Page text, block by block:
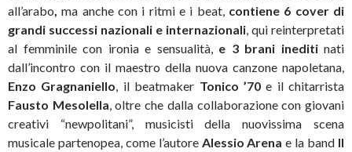
all’arabo ,ma anche con i ritmi e i beat, contiene 6 cover di
grandi successi nazionali e internazionali , qui reinterpretati
al femminile con ironia e sensualità, e 3 brani inediti nati
dall’incontro con il maestro della nuova canzone napoletana,
Enzo Gragnaniello , il beatmaker Tonico ’70e il chitarrista
Fausto Mesolella , oltre che dalla collaborazione con giovani
creativi “newpolitani”, musicisti della nuovissima scena
musicale partenopea, come l’autore Alessio Arena e la band Il